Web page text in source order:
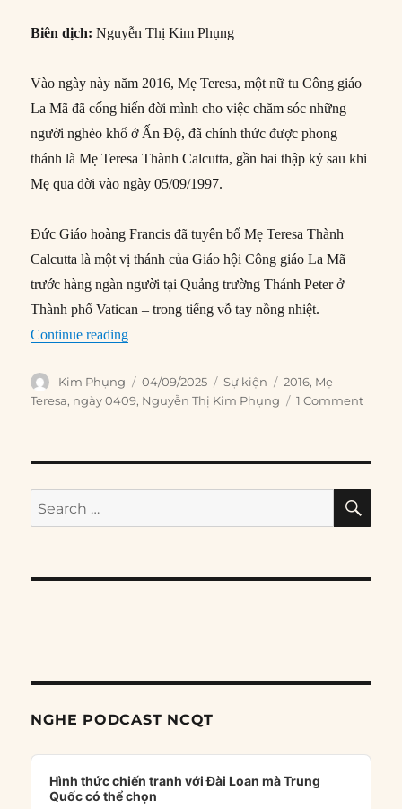
Biên dịch: Nguyễn Thị Kim Phụng
Vào ngày này năm 2016, Mẹ Teresa, một nữ tu Công giáo
La Mã đã cống hiến đời mình cho việc chăm sóc những
người nghèo khổ ở Ấn Độ, đã chính thức được phong
thánh là Mẹ Teresa Thành Calcutta, gần hai thập kỷ sau khi
Mẹ qua đời vào ngày 05/09/1997.
Đức Giáo hoàng Francis đã tuyên bố Mẹ Teresa Thành
Calcutta là một vị thánh của Giáo hội Công giáo La Mã
trước hàng ngàn người tại Quảng trường Thánh Peter ở
Thành phố Vatican – trong tiếng vỗ tay nồng nhiệt.
Continue reading“04/09/2016: Mẹ Teresa được phong thánh”
Author
Kim Phụng
Posted
on
04/09/2025 Categories
Sự kiện Tags
2016, Mẹ
Teresa, ngày 0409, Nguyễn Thị Kim Phụng 1 Comment
Search
for:
NGHE PODCAST NCQT
Audio
Player
Hình thức chiến tranh với Đài Loan mà Trung
Quốc có thể chọn